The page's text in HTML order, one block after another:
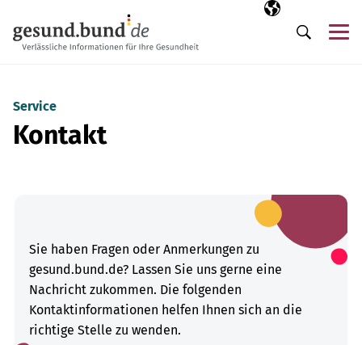
Ausgewählte
DE
Suche
Service
Kontakt
Sie haben Fragen oder Anmerkungen zu
gesund.bund.de? Lassen Sie uns gerne eine
Nachricht zukommen. Die folgenden
Kontaktinformationen helfen Ihnen sich an die
richtige Stelle zu wenden.